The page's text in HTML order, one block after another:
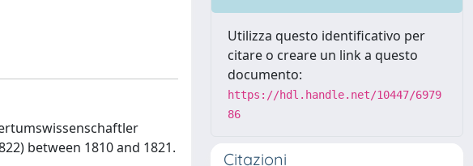
between 1810 and 1821.
Utilizza questo identificativo per
citare o creare un link a questo
documento:
https://hdl.handle.net/10447/6979
86
Citazioni